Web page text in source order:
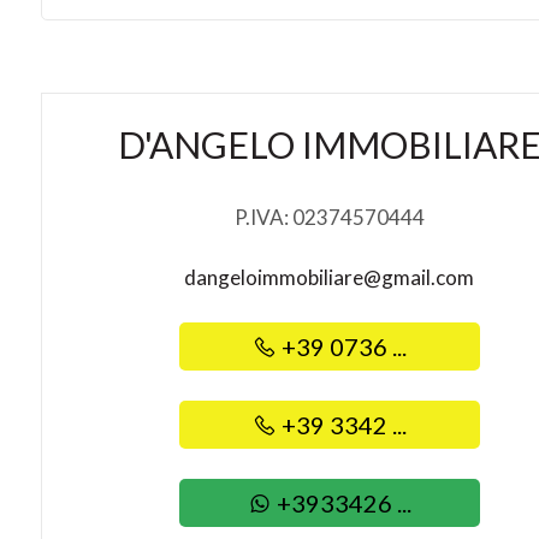
D'ANGELO IMMOBILIARE
P.IVA: 02374570444
dangeloimmobiliare@gmail.com
+39 0736 ...
+39 3342 ...
+3933426 ...
Ascensore
Nuova costruzione